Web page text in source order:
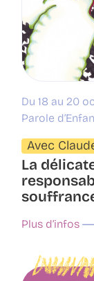
Du 18 au 20
Parole
Avec
La
Plus d’infos